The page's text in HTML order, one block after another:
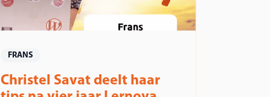
FRANS
Christel Savat deelt haar